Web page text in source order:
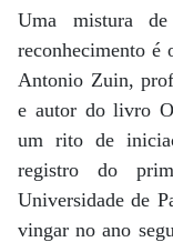
Uma mistura
reconhecimento é
Antonio Zuin,
e autor do livro O
um rito de
registro do
Universidade de
vingar no ano